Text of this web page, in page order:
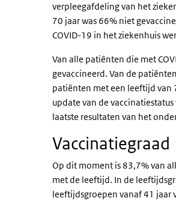
verpleegafdeling van het
70 jaar was 66% niet
COVID-19 in het ziekenhuis
Van alle patiënten die met
gevaccineerd. Van de
patiënten met een leeftijd van
update van de
laatste resultaten van het
Vaccinatiegraad
Op dit moment is 83,7% van
met de leeftijd. In de
leeftijdsgroepen vanaf 41 jaar